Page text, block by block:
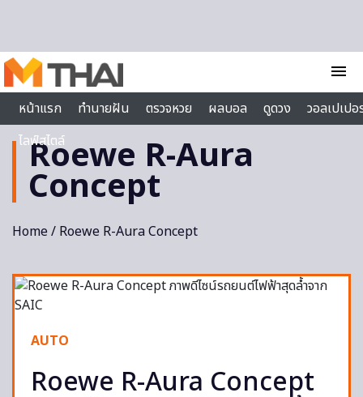
menu
หน้าแรก
ทำนายฝัน ตรวจหวย ผลบอล ดูดวง
วอลเปเป
ไลฟ์สไตล์
Roewe R-Aura
Concept
Home/ Roewe R-Aura Concept
AUTO
Roewe R-Aura Concept